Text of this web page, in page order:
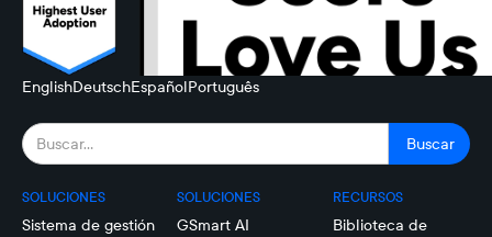
EnglishDeutschEspañolPortuguês
SOLUCIONES
Sistema de gestión
SOLUCIONES
GSmart AI
RECURSOS
Biblioteca de